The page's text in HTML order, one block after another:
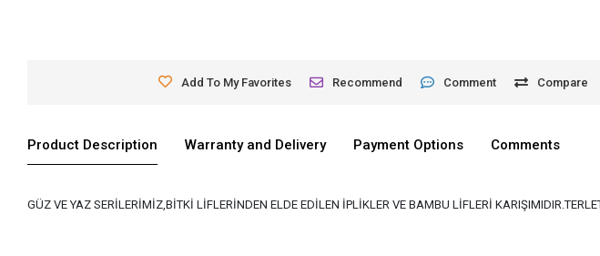
Add To My Favorites Recommend Comment Compare
Product Description Warranty and Delivery Payment Options Comments
GÜZ VE YAZ SERİLERİMİZ,BİTKİ LİFLERİNDEN ELDE EDİLEN İPLİKLER VE BAMBU LİFLERİ